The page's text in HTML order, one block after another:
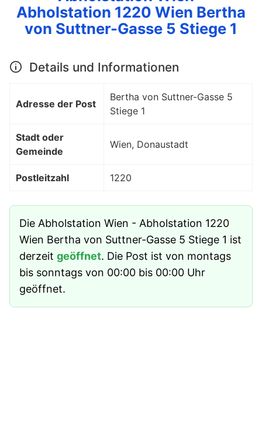
Abholstation 1220 Wien Bertha
von Suttner-Gasse 5 Stiege 1
Details und Informationen
Adresse der Post
Bertha von Suttner-Gasse 5
Stiege 1
Stadt oder
Gemeinde
Wien, Donaustadt
Postleitzahl 1220
Die Abholstation Wien - Abholstation 1220
Wien Bertha von Suttner-Gasse 5 Stiege 1 ist
derzeit geöffnet. Die Post ist von montags
bis sonntags von 00:00 bis 00:00 Uhr
geöffnet.